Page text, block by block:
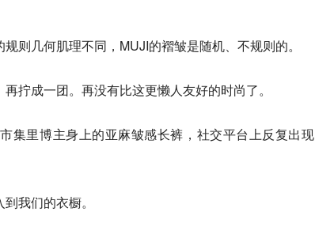
则几何肌理不同，MUJI的褶皱是随机、不规则的。
拧成一团。再没有比这更懒人友好的时尚了。
集里博主身上的亚麻皱感长裤，社交平台上反复出现
我们的衣橱。